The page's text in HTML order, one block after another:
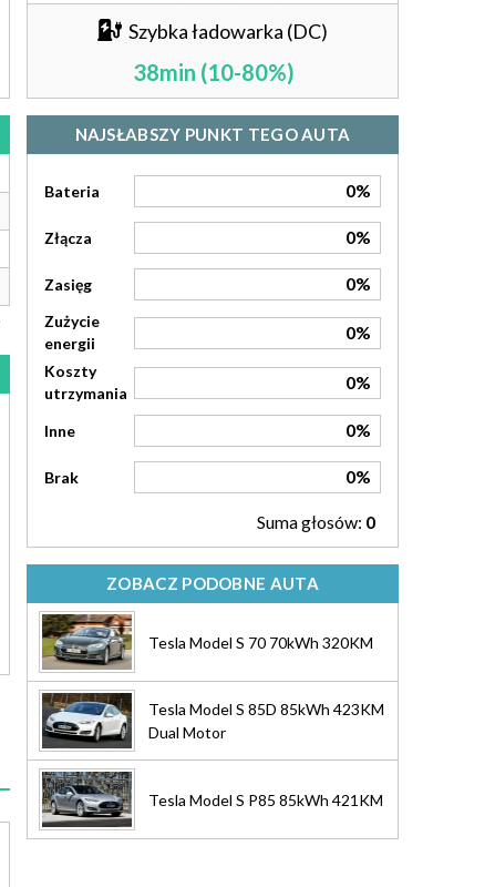
Szybka ładowarka (DC)
38min (10-80%)
NAJSŁABSZY PUNKT TEGO AUTA
Bateria 0%
Złącza 0%
Zasięg 0%
Zużycie
energii
0%
Koszty
utrzymania
0%
Inne 0%
Brak 0%
Suma głosów: 0
ZOBACZ PODOBNE AUTA
Tesla Model S 70 70kWh 320KM
Tesla Model S 85D 85kWh 423KM
Dual Motor
Tesla Model S P85 85kWh 421KM